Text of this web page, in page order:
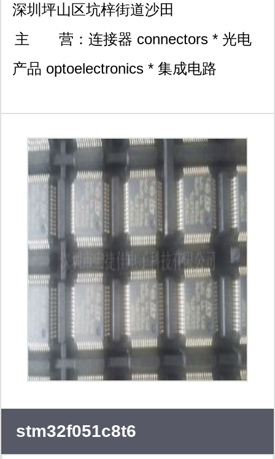
深圳坪山区坑梓街道沙田
开沃大厦c座1813室
主 营： 连接器 connectors * 光电
产品 optoelectronics * 集成电路
filter *开发板 development tools
stm32f051c8t6